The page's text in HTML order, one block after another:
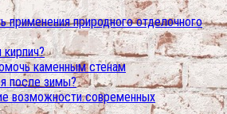
применения природного отделочного
каменным стенам
после зимы?
возможности современных